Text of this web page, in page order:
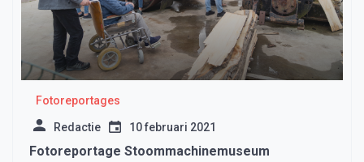
Fotoreportages
Redactie 10 februari 2021
Fotoreportage Stoommachinemuseum